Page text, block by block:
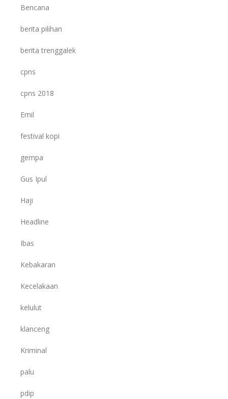
Bencana
berita pilihan
berita trenggalek
cpns
cpns 2018
Emil
festival kopi
gempa
Gus Ipul
Haji
Headline
Ibas
Kebakaran
Kecelakaan
kelulut
klanceng
Kriminal
palu
pdip